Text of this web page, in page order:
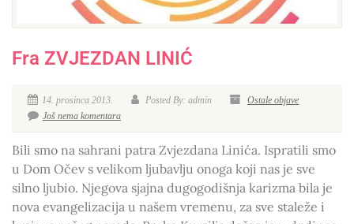
Fra ZVJEZDAN LINIĆ
14. prosinca 2013. Posted By: admin
Ostale objave
Još nema komentara
Bili smo na sahrani patra Zvjezdana Linića. Ispratili smo
u Dom Očev s velikom ljubavlju onoga koji nas je sve
silno ljubio. Njegova sjajna dugogodišnja karizma bila je
nova evangelizacija u našem vremenu, za sve staleže i